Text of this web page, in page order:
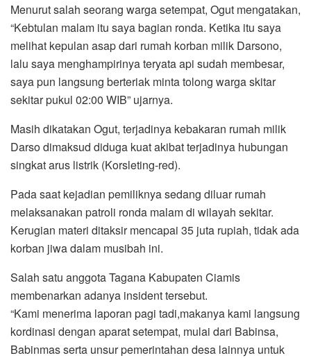
Menurut salah seorang warga setempat, Ogut mengatakan,
“Kebtulan malam itu saya bagian ronda. Ketika itu saya
melihat kepulan asap dari rumah korban milik Darsono,
lalu saya menghampirinya teryata api sudah membesar,
saya pun langsung berteriak minta tolong warga skitar
sekitar pukul 02:00 WIB” ujarnya.
Masih dikatakan Ogut, terjadinya kebakaran rumah milik
Darso dimaksud diduga kuat akibat terjadinya hubungan
singkat arus listrik (Korsleting-red).
Pada saat kejadian pemiliknya sedang diluar rumah
melaksanakan patroli ronda malam di wilayah sekitar.
Kerugian materi ditaksir mencapai 35 juta rupiah, tidak ada
korban jiwa dalam musibah ini.
Salah satu anggota Tagana Kabupaten Ciamis
membenarkan adanya insident tersebut.
“Kami menerima laporan pagi tadi,makanya kami langsung
kordinasi dengan aparat setempat, mulai dari Babinsa,
Babinmas serta unsur pemerintahan desa lainnya untuk